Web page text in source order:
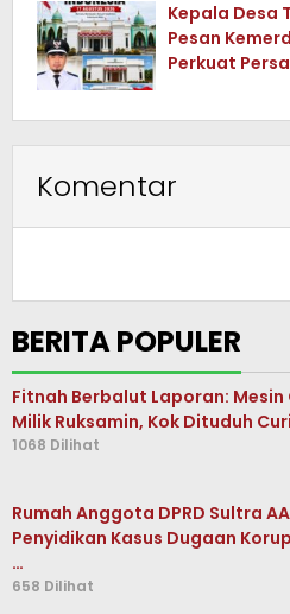
Kepala Desa
Pesan
Perkuat
Komentar
BERITA POPULER
Fitnah Berbalut Laporan: Mesin
Milik Ruksamin, Kok Dituduh
1068 Dilihat
Rumah Anggota DPRD Sultra
Penyidikan Kasus Dugaan
…
658 Dilihat